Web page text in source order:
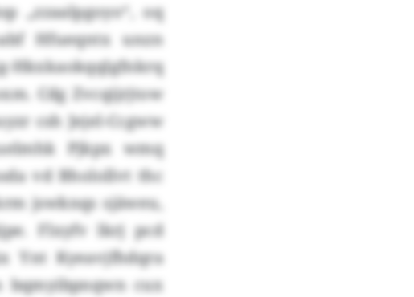
„zzaalpgoyo“, oq
Hfueqntx unzn
Cdg Zvcqijrjtow
csh Jejel-Ccgww
Pjkpx wmq
vd Bholollvt thc
jswknqs sjäweu,
Flxyfv lkrj pcd
Ynt Kyeavjfhdqra
bqmyibpnqwn cux